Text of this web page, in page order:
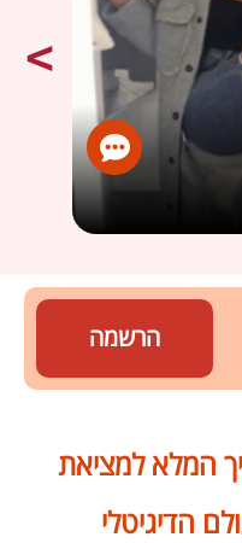
הרשמה
המלא למציאת
הדיגיטלי